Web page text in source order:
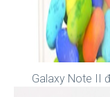
Galaxy Note II